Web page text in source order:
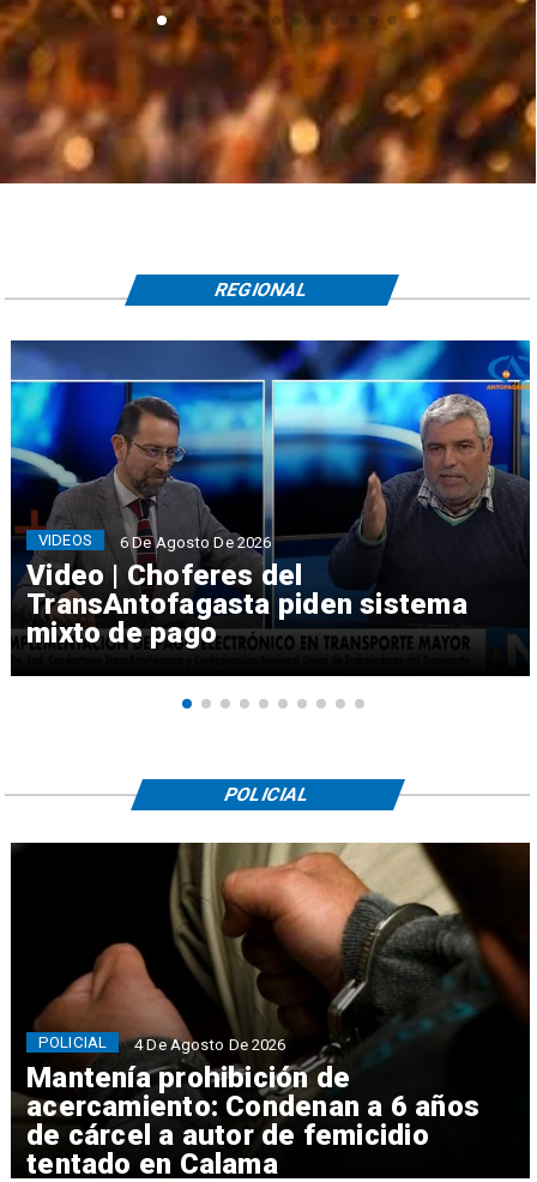
Video | Choferes del
TransAntofagasta piden sistema
mixto de pago
VIDEOS 6 De Agosto De 2026
REGIONAL
Mantenía prohibición de
acercamiento: Condenan a 6 años
de cárcel a autor de femicidio
tentado en Calama
POLICIAL 4 De Agosto De 2026
POLICIAL